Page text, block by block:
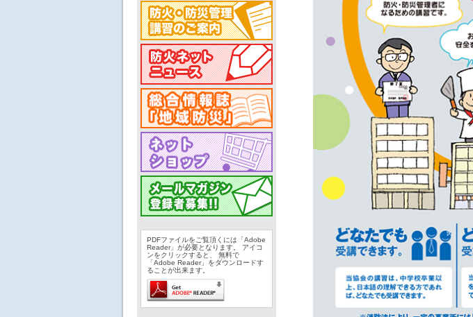
PDFファイルをご覧頂くには「Adobe
Reader」が必要となります。 アイコ
ンをクリックすると、 無料で
「Adobe Reader」をダウンロードす
ることが出来ます。